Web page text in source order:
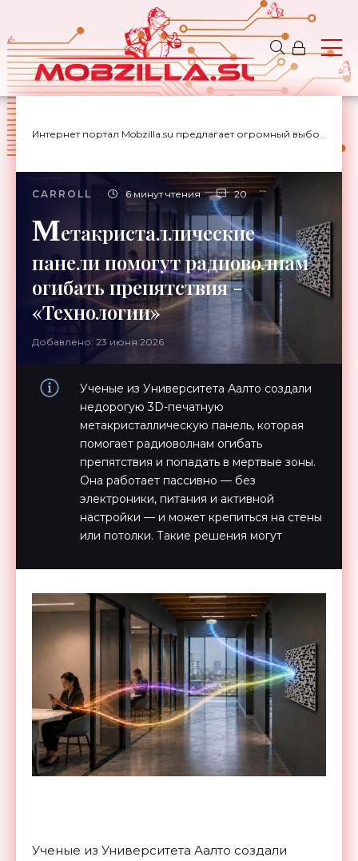
Интернет портал Mobzilla.su предлагает огромный выбор новостей с доставкой на дом.
CARROLL 6 минут чтения 20
Метакристаллические
панели помогут радиоволнам
огибать препятствия -
«Технологии»
Добавлено: 23 июня 2026
Ученые из Университета Аалто создали
недорогую 3D-печатную
метакристаллическую панель, которая
помогает радиоволнам огибать
препятствия и попадать в мертвые зоны.
Она работает пассивно — без
электроники, питания и активной
настройки — и может крепиться на стены
или потолки. Такие решения могут
Ученые из Университета Аалто создали